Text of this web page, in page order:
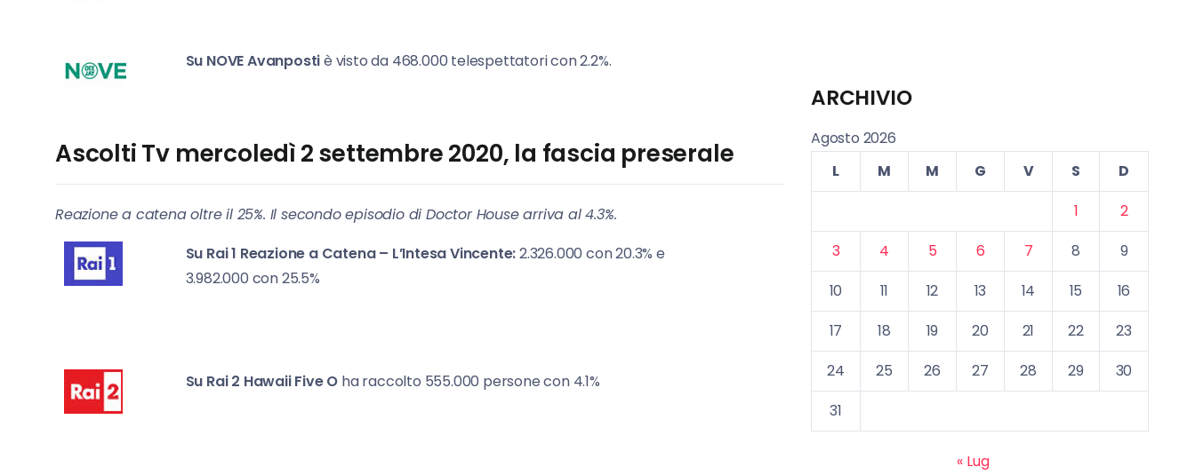
Su NOVEAvanpostiè visto da 468.000 telespettatori con 2.2%.
Ascolti Tv mercoledì 2 settembre 2020, la fascia preserale
Reazione a catena oltre il 25%. Il secondo episodio di Doctor House arriva al 4.3%.
Su Rai 1 Reazione a Catena – L’Intesa Vincente:2.326.000 con 20.3% e
3.982.000 con 25.5%
Su Rai 2 Hawaii Five O ha raccolto 555.000 persone con 4.1%
ARCHIVIO
Agosto 2026
L
M M G V S
D
1
2
3
4 5 6 7 8
9
10
11 12 13 14 15
16
17
18 19 20 21 22
23
24
25 26 27 28 29
30
31
« Lug